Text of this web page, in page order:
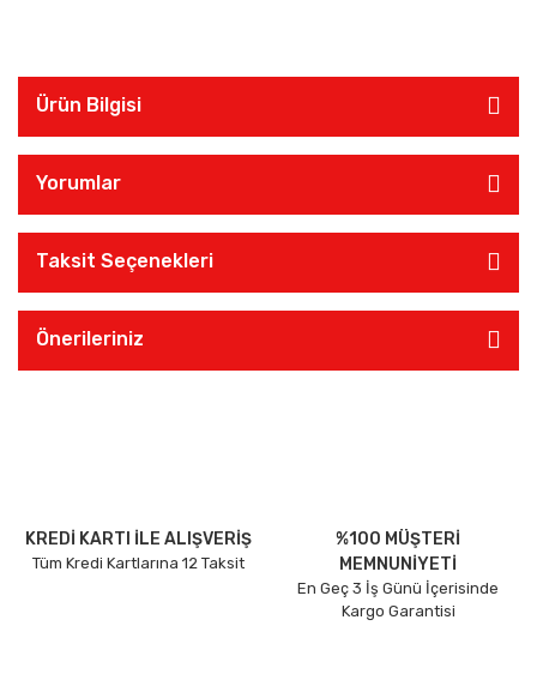
Ürün Bilgisi
Yorumlar
Taksit Seçenekleri
Önerileriniz
KREDİ KARTI İLE ALIŞVERİŞ
Tüm Kredi Kartlarına 12 Taksit
%100 MÜŞTERİ
MEMNUNİYETİ
En Geç 3 İş Günü İçerisinde
Kargo Garantisi